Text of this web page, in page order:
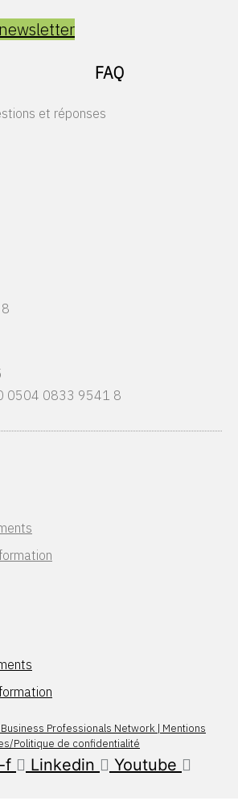
FAQ
et réponses
0504 0833 9541 8
Professionals Network | Mentions
Politique de confidentialité
f Linkedin Youtube